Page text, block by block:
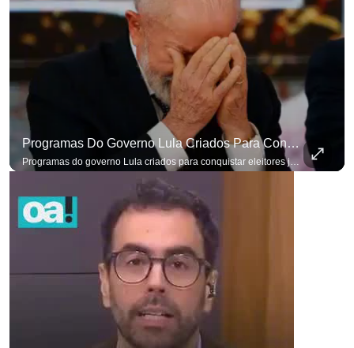
Programas Do Governo Lula Criados Para Conquistar Eleitores Já Não Têm Mais O Mesmo Efeito
Programas do governo Lula criados para conquistar eleitores já não têm o mesmo efeito de campanhas anteriores. #OAntagonista Se você busca informação com credibilidade, inscreva-se agora e ative o